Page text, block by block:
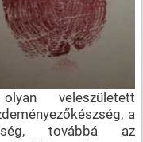
veleszületett
a
továbbá az